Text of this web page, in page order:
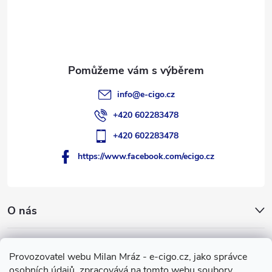
Provozovatel webu Milan Mráz - e-cigo.cz, jako správce
O nás
info@e-cigo.cz
+420 602283478
+420 602283478
https://www.facebook.com/ecigo.cz